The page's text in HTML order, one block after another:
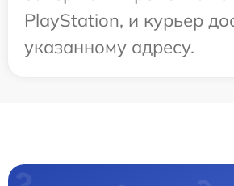
PlayStation, и курьер
указанному адресу.